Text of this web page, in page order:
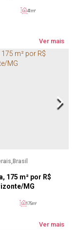
41m²
Ver mais
175 m² por R$
MG
Brasil
175m²
Ver mais